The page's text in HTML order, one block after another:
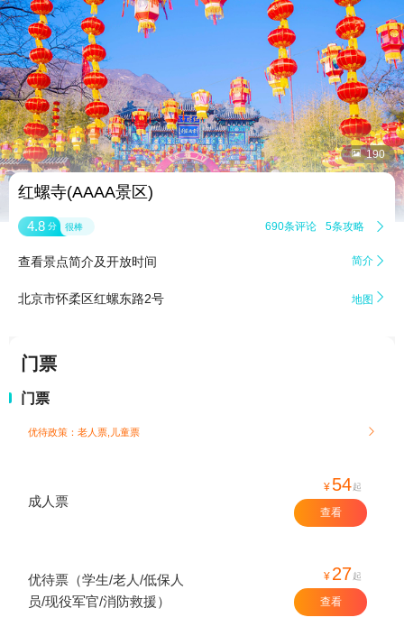
 190
红螺寺(AAAA景区)
4.8 分 很棒 690条评论 5条攻略 
查看景点简介及开放时间 简介 
北京市怀柔区红螺东路2号 地图 
门票
门票
优待政策：老人票,儿童票 
成人票
¥ 54起
查看
优待票（学生/老人/低保人
员/现役军官/消防救援）
¥ 27起
查看
